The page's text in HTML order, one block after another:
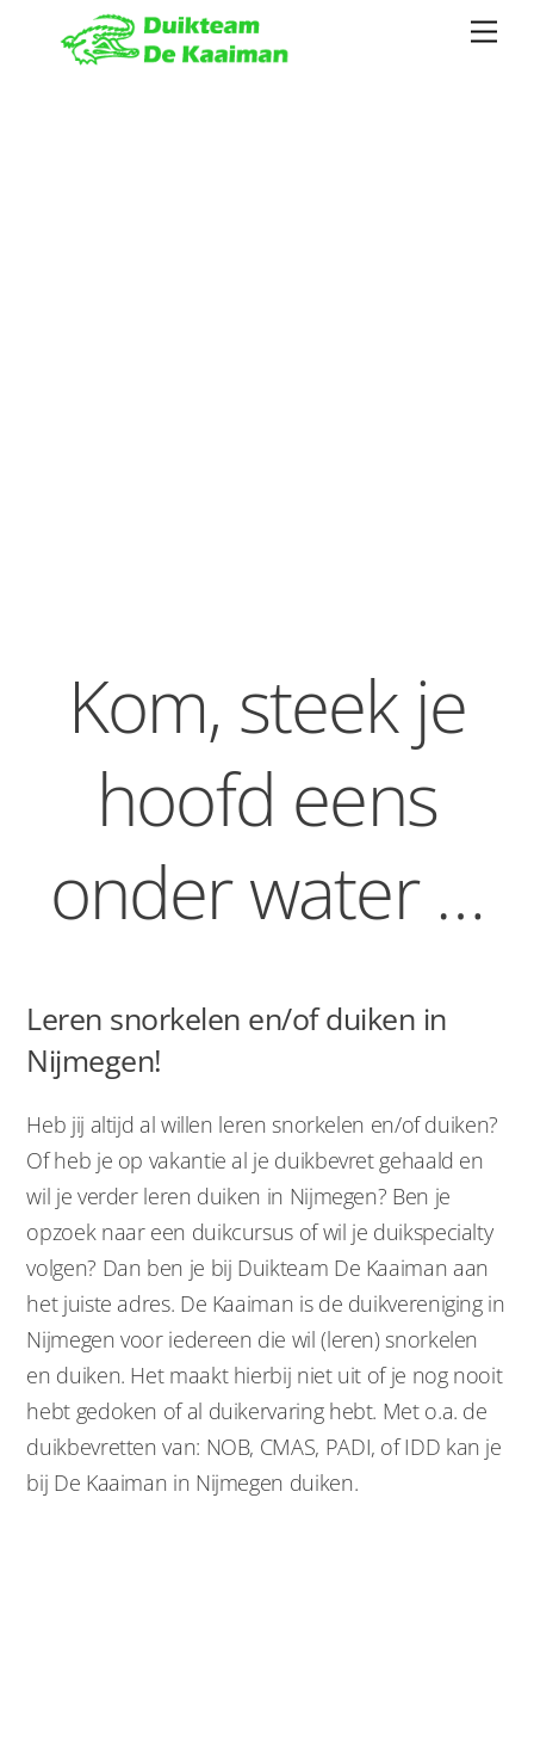
Kom, steek je
hoofd eens
onder water …
Leren snorkelen en/of duiken in
Nijmegen!
Heb jij altijd al willen leren snorkelen en/of duiken?
Of heb je op vakantie al je duikbevret gehaald en
wil je verder leren duiken in Nijmegen? Ben je
opzoek naar een duikcursus of wil je duikspecialty
volgen? Dan ben je bij Duikteam De Kaaiman aan
het juiste adres. De Kaaiman is de duikvereniging in
Nijmegen voor iedereen die wil (leren) snorkelen
en duiken. Het maakt hierbij niet uit of je nog nooit
hebt gedoken of al duikervaring hebt. Met o.a. de
duikbevretten van: NOB, CMAS, PADI, of IDD kan je
bij De Kaaiman in Nijmegen duiken.